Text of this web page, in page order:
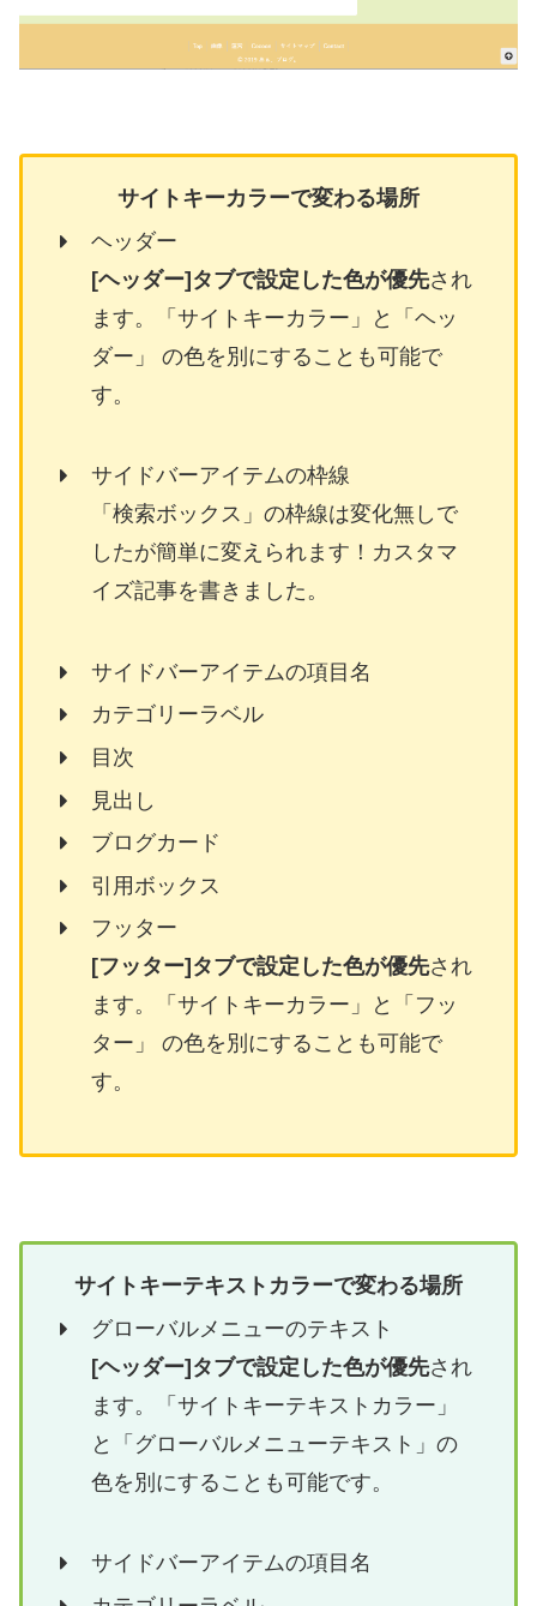
サイトキーカラーで変わる場所
ヘッダー
[ヘッダー]タブで設定した色が優先され
ます。「サイトキーカラー」と「ヘッ
ダー」 の色を別にすることも可能で
す。
サイドバーアイテムの枠線
「検索ボックス」の枠線は変化無しで
したが簡単に変えられます！カスタマ
イズ記事を書きました。
サイドバーアイテムの項目名
カテゴリーラベル
目次
見出し
ブログカード
引用ボックス
フッター
[フッター]タブで設定した色が優先され
ます。「サイトキーカラー」と「フッ
ター」 の色を別にすることも可能で
す。
サイトキーテキストカラーで変わる場所
グローバルメニューのテキスト
[ヘッダー]タブで設定した色が優先され
ます。「サイトキーテキストカラー」
と「グローバルメニューテキスト」の
色を別にすることも可能です。
サイドバーアイテムの項目名